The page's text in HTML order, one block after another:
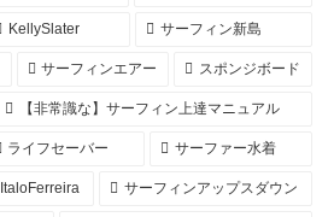
KellySlater サーフィン新島
サーフィンエアー スポンジボード
【非常識な】サーフィン上達マニュアル
ライフセーバー サーファー水着
ItaloFerreira サーフィンアップスダウン